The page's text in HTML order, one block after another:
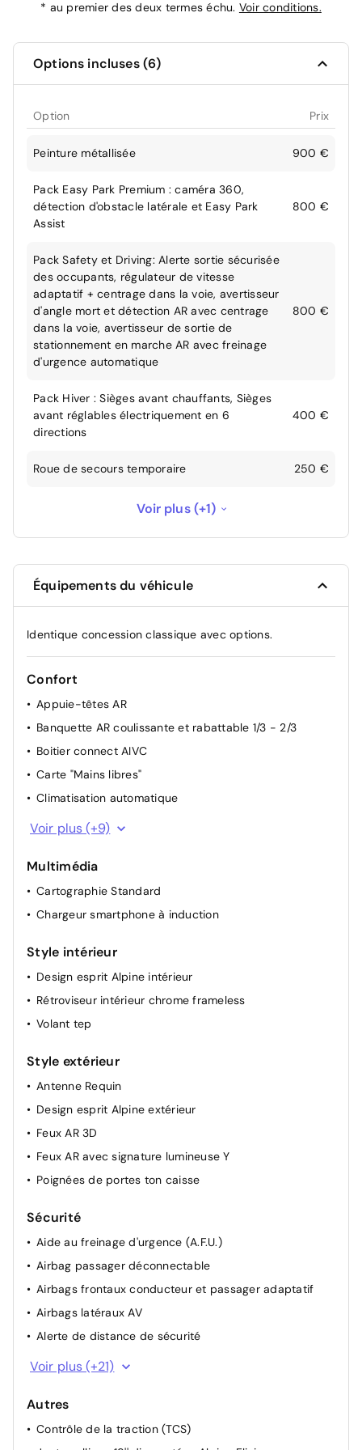
* au premier des deux termes échu. Voir conditions.
Options incluses (6)
Option Prix
Peinture métallisée 900 €
Pack Easy Park Premium : caméra 360,
détection d'obstacle latérale et Easy Park
Assist
800 €
Pack Safety et Driving: Alerte sortie sécurisée
des occupants, régulateur de vitesse
adaptatif + centrage dans la voie, avertisseur
d'angle mort et détection AR avec centrage
dans la voie, avertisseur de sortie de
stationnement en marche AR avec freinage
d'urgence automatique
800 €
Pack Hiver : Sièges avant chauffants, Sièges
avant réglables électriquement en 6
directions
400 €
Roue de secours temporaire 250 €
Immatriculation définitive réalisée 3 mois
Voir plus (+1)
Équipements du véhicule
Identique concession classique avec options.
Confort
Appuie-têtes AR
Banquette AR coulissante et rabattable 1/3 - 2/3
Boitier connect AIVC
Carte "Mains libres"
Climatisation automatique
Compartiment de coffre
Lève-vitres AV électriques à impulsion
Lunette AR chauffante
Miroirs de courtoisie rétroéclairés
Renault Multi-sense
Rétroviseurs extérieurs dégivrants, réglables et
rabattables électriquement
Tableau de bord avec écran numérique et
Voir plus (+9)
Multimédia
Cartographie Standard
Chargeur smartphone à induction
Style intérieur
Design esprit Alpine intérieur
Rétroviseur intérieur chrome frameless
Volant tep
Style extérieur
Antenne Requin
Design esprit Alpine extérieur
Feux AR 3D
Feux AR avec signature lumineuse Y
Poignées de portes ton caisse
Sécurité
Aide au freinage d'urgence (A.F.U.)
Airbag passager déconnectable
Airbags frontaux conducteur et passager adaptatif
Airbags latéraux AV
Alerte de distance de sécurité
Alerte détection de fatigue
dans la voie
Allumage automatique des essuie-glaces
Antiblocage des roues ABS
Voir plus (+21)
Autres
Contrôle de la traction (TCS)